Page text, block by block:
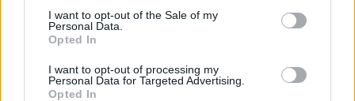
I want to opt-out of the Sale of my
Personal Data.
Opted In
I want to opt-out of processing my
Personal Data for Targeted Advertising.
Opted In